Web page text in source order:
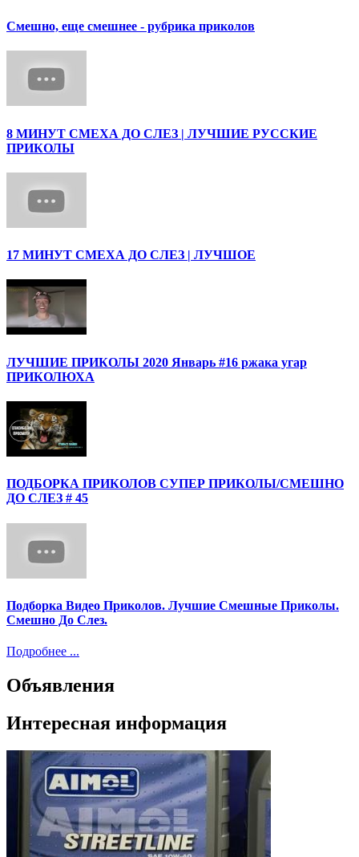
Смешно, еще смешнее - рубрика приколов
8 МИНУТ СМЕХА ДО СЛЕЗ | ЛУЧШИЕ РУССКИЕ
ПРИКОЛЫ
17 МИНУТ СМЕХА ДО СЛЕЗ | ЛУЧШОЕ
ЛУЧШИЕ ПРИКОЛЫ 2020 Январь #16 ржака угар
ПРИКОЛЮХА
ПОДБОРКА ПРИКОЛОВ СУПЕР ПРИКОЛЫ/СМЕШНО
ДО СЛЕЗ # 45
Подборка Видео Приколов. Лучшие Смешные Приколы.
Смешно До Слез.
Подробнее ...
Объявления
Интересная информация